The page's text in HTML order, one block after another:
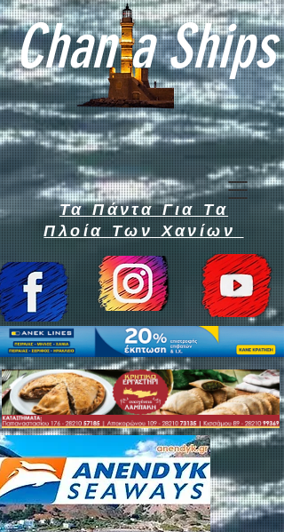
Chan a Ships
Τα Πάντα Για Τα
Πλοία Των Χανίων